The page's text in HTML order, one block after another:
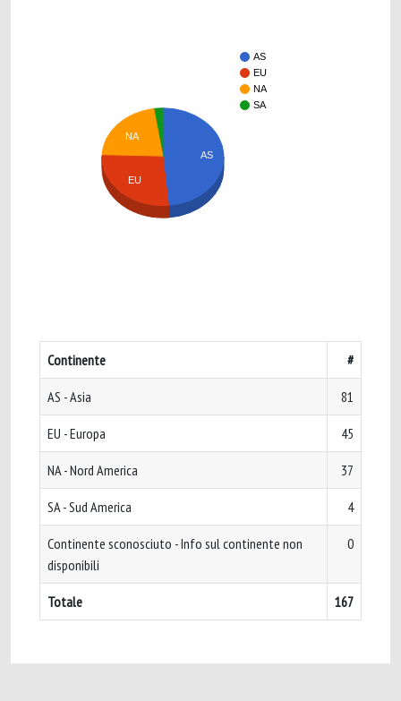
AS
EU
NA
SA
AS
NA
EU
Continente #
AS - Asia 81
EU - Europa 45
NA - Nord America 37
SA - Sud America 4
Continente sconosciuto - Info sul continente non
disponibili
0
Totale 167